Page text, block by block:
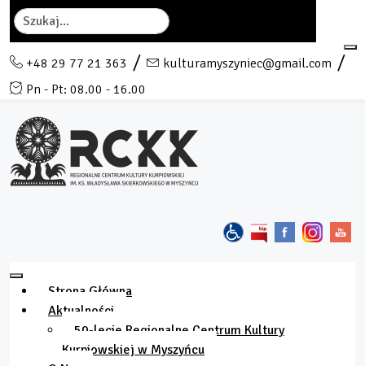
Szukaj
+48 29 77 21 363
kulturamyszyniec@gmail.com
Pn - Pt: 08.00 - 16.00
Strona Główna
Aktualności
50-lecie Regionalne Centrum Kultury
Kurpiowskiej w Myszyńcu